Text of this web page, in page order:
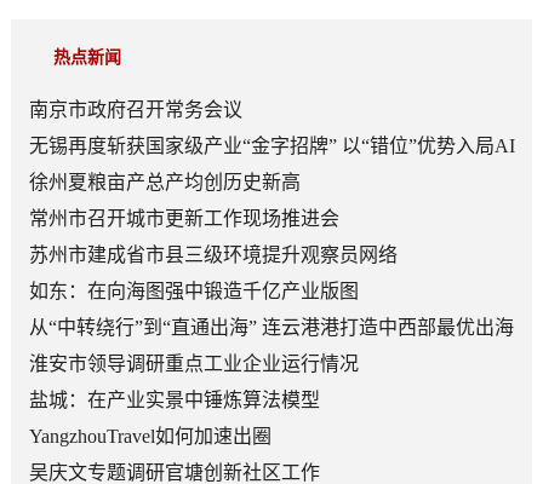
热点新闻
南京市政府召开常务会议
无锡再度斩获国家级产业“金字招牌” 以“错位”优势入局AI
顶层赛道
徐州夏粮亩产总产均创历史新高
常州市召开城市更新工作现场推进会
苏州市建成省市县三级环境提升观察员网络
如东：在向海图强中锻造千亿产业版图
从“中转绕行”到“直通出海” 连云港港打造中西部最优出海
口
淮安市领导调研重点工业企业运行情况
盐城：在产业实景中锤炼算法模型
YangzhouTravel如何加速出圈
吴庆文专题调研官塘创新社区工作